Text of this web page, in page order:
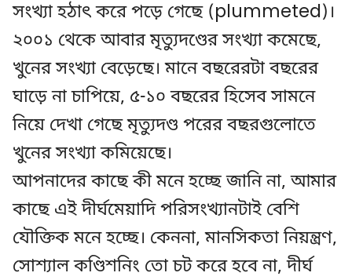
সংখ্যা হঠাৎ করে পড়ে গেছে (plummeted)।
২০০১ থেকে আবার মৃত্যুদণ্ডের সংখ্যা কমেছে,
খুনের সংখ্যা বেড়েছে। মানে বছরেরটা বছরের
ঘাড়ে না চাপিয়ে, ৫-১০ বছরের হিসেব সামনে
নিয়ে দেখা গেছে মৃত্যুদণ্ড পরের বছরগুলোতে
খুনের সংখ্যা কমিয়েছে।
আপনাদের কাছে কী মনে হচ্ছে জানি না, আমার
কাছে এই দীর্ঘমেয়াদি পরিসংখ্যানটাই বেশি
যৌক্তিক মনে হচ্ছে। কেননা, মানসিকতা নিয়ন্ত্রণ,
সোশ্যাল কণ্ডিশনিং তো চট করে হবে না, দীর্ঘ